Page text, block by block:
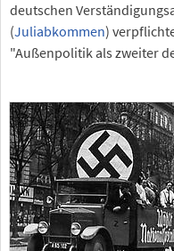
deutschen
(Juliabkommen)
"Außenpolitik als zweiter